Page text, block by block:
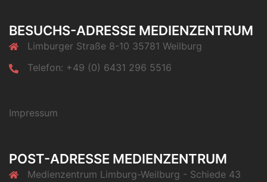
BESUCHS-ADRESSE MEDIENZENTRUM
Limburger Straße 8-10 35781 Weilburg
Telefon: +49 (0) 6431 296 5516
Impressum
POST-ADRESSE MEDIENZENTRUM
Medienzentrum Limburg-Weilburg - Schiede 43